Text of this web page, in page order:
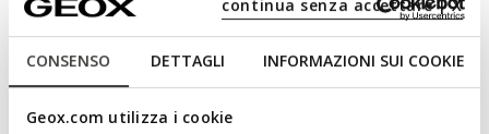
CONSENSO DETTAGLI INFORMAZIONI SUI COOKIE
Geox.com utilizza i cookie
continua senza accettare | X
IMPERMÉABLE
Sneakers imperméables
de€95,00 1 COULEUR
Chaussures Barefoot souples